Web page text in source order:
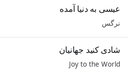
عیسی به دنیا آمده
نرگس
شادی کنید جهانیان
Joy to the World